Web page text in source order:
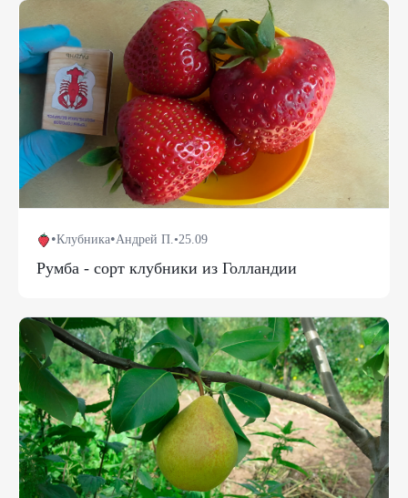
•Клубника•Андрей П.•25.09
Румба - сорт клубники из Голландии